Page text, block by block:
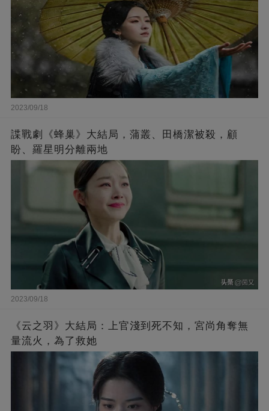
2023/09/18
諜戰劇《蜂巢》大結局，蒲叢、田橋潔被殺，顧
盼、羅星明分離兩地
2023/09/18
《云之羽》大結局：上官淺到死不知，宮尚角奪無
量流火，為了救她